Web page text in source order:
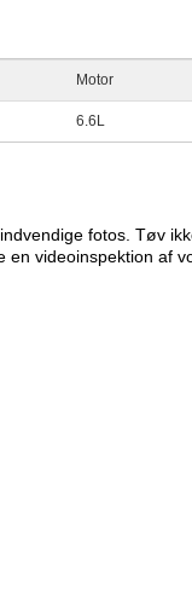
Motor
6.6L
fotos. Tøv
en videoinspektion af